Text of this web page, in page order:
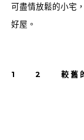
可盡情放鬆的小宅
好屋。
文
1 2 較舊